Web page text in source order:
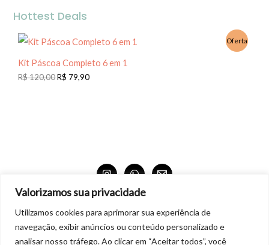
Valorizamos sua privacidade
Utilizamos cookies para aprimorar sua experiência de
navegação, exibir anúncios ou conteúdo personalizado e
analisar nosso tráfego. Ao clicar em “Aceitar todos”, você
Hottest Deals
Kit Páscoa Completo 6 em 1
Oferta
R$120,00R$ 79,90
Produtos 100% digitais para download.
Não aceitamos troca nem devolução dos produtos digitais. Também não está autorizado
realizar cópias para terceiros ou distribuição comercial dos produtos.